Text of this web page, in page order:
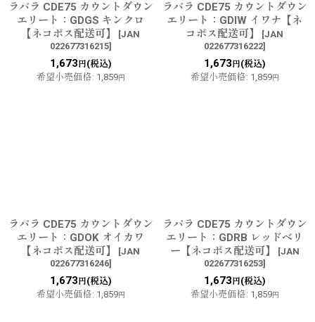
ラパラ CDE75 カウントダウン
エリート：GDGS キンクロ
【ネコポス配送可】
[JAN
022677316215]
1,673 円(税込)
希望小売価格: 1,859円
ラパラ CDE75 カウントダウン
エリート：GDIW イワナ【ネ
コポス配送可】
[JAN
022677316222]
1,673 円(税込)
希望小売価格: 1,859円
ラパラ CDE75 カウントダウン
エリート：GDOK オイカワ
【ネコポス配送可】
[JAN
022677316246]
1,673 円(税込)
希望小売価格: 1,859円
ラパラ CDE75 カウントダウン
エリート：GDRB レッドベリ
ー【ネコポス配送可】
[JAN
022677316253]
1,673 円(税込)
希望小売価格: 1,859円